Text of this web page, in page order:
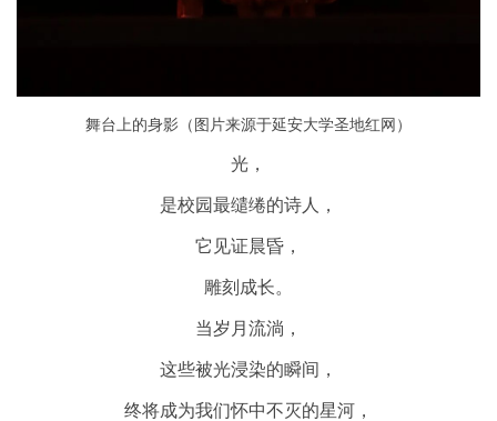
舞台上的身影 （图片来源于延安大学圣地红网）
光，
是校园最缱绻的诗人，
它见证晨昏，
雕刻成长。
当岁月流淌，
这些被光浸染的瞬间，
终将成为我们怀中不灭的星河，